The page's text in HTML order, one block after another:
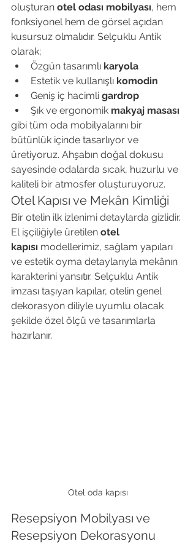
oluşturan otel odası mobilyası, hem
fonksiyonel hem de görsel açıdan
kusursuz olmalıdır. Selçuklu Antik
olarak;
Özgün tasarımlı karyola
Estetik ve kullanışlı komodin
Geniş iç hacimli gardrop
Şık ve ergonomik makyaj masası
gibi tüm oda mobilyalarını bir
bütünlük içinde tasarlıyor ve
üretiyoruz. Ahşabın doğal dokusu
sayesinde odalarda sıcak, huzurlu ve
kaliteli bir atmosfer oluşturuyoruz.
Otel Kapısı ve Mekân Kimliği
Bir otelin ilk izlenimi detaylarda gizlidir.
El işçiliğiyle üretilen otel
kapısı modellerimiz, sağlam yapıları
ve estetik oyma detaylarıyla mekânın
karakterini yansıtır. Selçuklu Antik
imzası taşıyan kapılar, otelin genel
dekorasyon diliyle uyumlu olacak
şekilde özel ölçü ve tasarımlarla
hazırlanır.
Otel oda kapısı
Resepsiyon Mobilyası ve
Resepsiyon Dekorasyonu